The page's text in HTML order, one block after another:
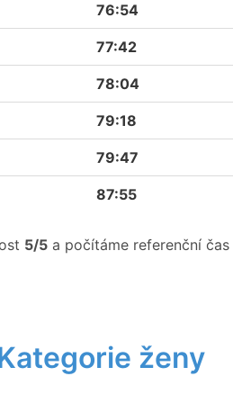
76:54
77:42
78:04
79:18
79:47
87:55
5/5 a počítáme referenční čas
ženy